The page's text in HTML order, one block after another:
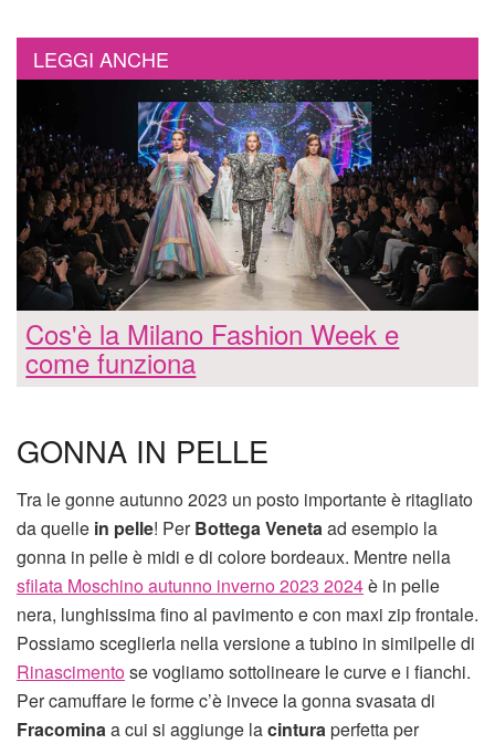
LEGGI ANCHE
Cos'è la Milano Fashion Week e
come funziona
GONNA IN PELLE
Tra le gonne autunno 2023 un posto importante è ritagliato
da quelle in pelle! PerBottega Venetaad esempio la
gonna in pelle è midi e di colore bordeaux. Mentre nella
sfilata Moschino autunno inverno 2023 2024è in pelle
nera, lunghissima fino al pavimento e con maxi zip frontale.
Possiamo sceglierla nella versione a tubino in similpelle di
Rinascimentose vogliamo sottolineare le curve e i fianchi.
Per camuffare le forme c’è invece la gonna svasata di
Fracominaa cui si aggiunge lacinturaperfetta per